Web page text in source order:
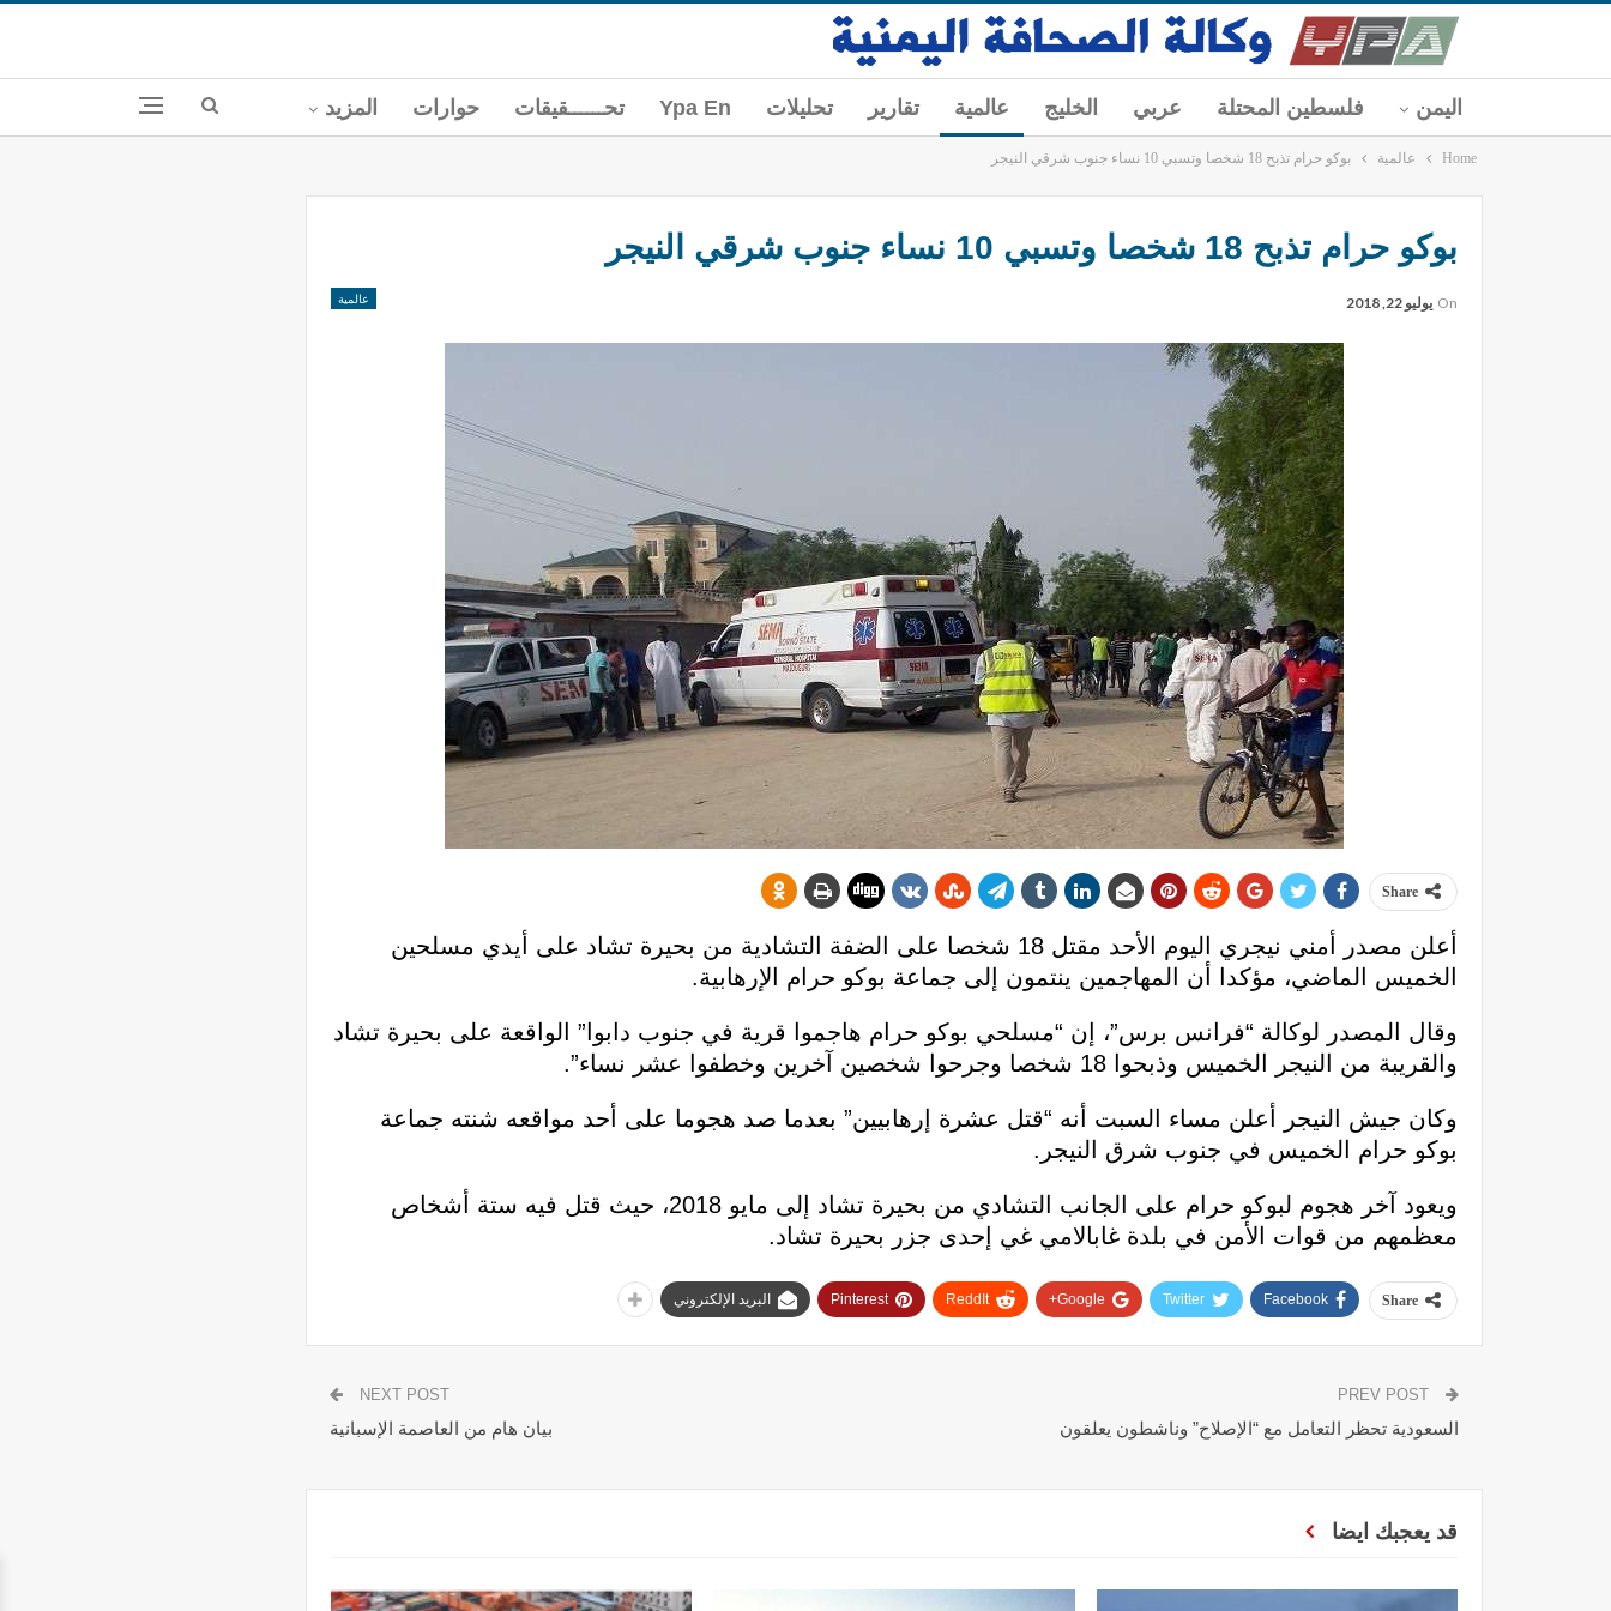
اليمن فلسطين المحتلة عربي الخليج عالمية تقارير تحليلات Ypa En تحــــــقيقات حوارات المزيد
Home عالمية بوكو حرام تذبح 18 شخصا وتسبي 10 نساء جنوب شرقي النيجر
بوكو حرام تذبح 18 شخصا وتسبي 10 نساء جنوب شرقي النيجر
عالمية On يوليو 22, 2018
Share
أعلن مصدر أمني نيجري اليوم الأحد مقتل 18 شخصا على الضفة التشادية من بحيرة تشاد على أيدي مسلحين
الخميس الماضي، مؤكدا أن المهاجمين ينتمون إلى جماعة بوكو حرام الإرهابية.
وقال المصدر لوكالة “فرانس برس”، إن “مسلحي بوكو حرام هاجموا قرية في جنوب دابوا” الواقعة على بحيرة تشاد
والقريبة من النيجر الخميس وذبحوا 18 شخصا وجرحوا شخصين آخرين وخطفوا عشر نساء”.
وكان جيش النيجر أعلن مساء السبت أنه “قتل عشرة إرهابيين” بعدما صد هجوما على أحد مواقعه شنته جماعة
بوكو حرام الخميس في جنوب شرق النيجر.
ويعود آخر هجوم لبوكو حرام على الجانب التشادي من بحيرة تشاد إلى مايو 2018، حيث قتل فيه ستة أشخاص
معظمهم من قوات الأمن في بلدة غابالامي غي إحدى جزر بحيرة تشاد.
Share
Facebook
Twitter
Google+
ReddIt
Pinterest البريد الإلكتروني
السعودية تحظر التعامل مع “الإصلاح” وناشطون يعلقون
NEXT POST
بيان هام من العاصمة الإسبانية
قد يعجبك ايضا